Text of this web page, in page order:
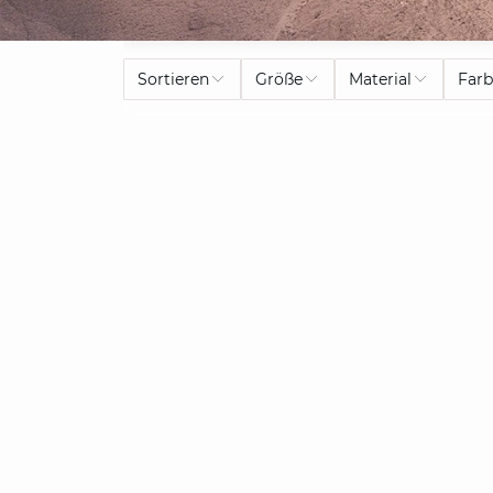
Sortieren Größe Material